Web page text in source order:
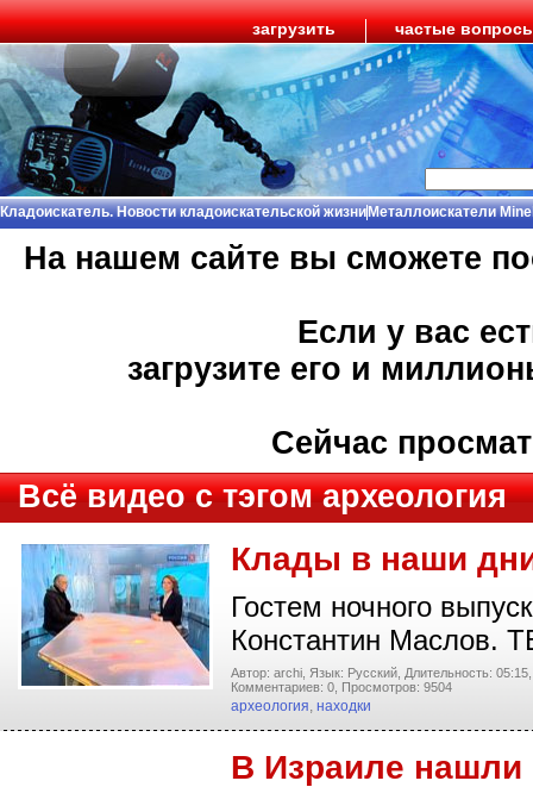
загрузить частые
Кладоискатель. Новости кладоискательской жизниМеталлоискатели
На нашем сайте вы сможете
Если у вас
загрузите его и
Сейчас
Всё видео с тэгом археология
Клады в наши
Гостем ночного
Константин Маслов.
Автор: archi, Язык: Русский, Длительность: 05:15,
Комментариев: 0, Просмотров: 9504
археология, находки
В Израиле нашли